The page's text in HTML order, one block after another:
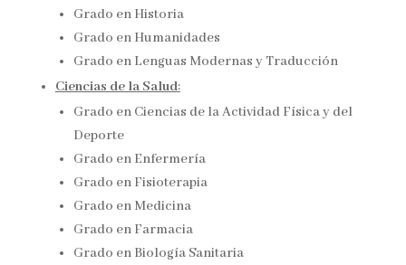
Grado en Historia
Grado en Humanidades
Grado en Lenguas Modernas y Traducción​
Ciencias de la Salud:
Grado en Ciencias de la Actividad Física y del
Deporte
Grado en Enfermería
Grado en Fisioterapia
Grado en Medicina
Grado en Farmacia
Grado en Biología Sanitaria